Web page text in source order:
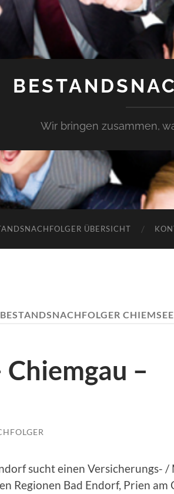
Wir bringen zusammen,
ÜBERSICHT
BESTANDSNACHFOLGER CHIEMSEE
–
sucht einen Versicherungs-
Regionen Bad Endorf, Prien am